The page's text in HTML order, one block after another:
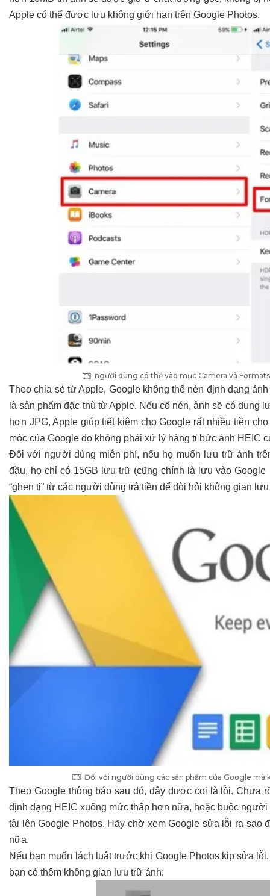
Apple có thể được lưu không giới hạn trên Google Photos.
người dùng có thể vào mục Camera và
Theo chia sẻ từ Apple, Google không thể nén định dạng
là sản phẩm đặc thù từ Apple. Nếu cố nén, ảnh sẽ có
hơn JPG, Apple giúp tiết kiệm cho Google rất nhiều tiền
móc của Google do không phải xử lý hàng tỉ bức ảnh HEIC
Đối với người dùng miễn phí, nếu họ muốn lưu trữ ảnh
đầu, họ chỉ có 15GB lưu trữ (cũng chính là lưu vào
“ghen tị” từ các người dùng trả tiền để đòi hỏi không gian
Đối với người dùng các sản phẩm của Google mà
Theo Google thông báo sau đó, đây được coi là lỗi. Chưa
định dạng HEIC xuống mức thấp hơn nữa, hoặc buộc
tải lên Google Photos. Hãy chờ xem Google sửa lỗi ra sao
nữa.
Nếu bạn muốn lách luật trước khi Google Photos kịp sửa
bạn có thêm không gian lưu trữ ảnh: